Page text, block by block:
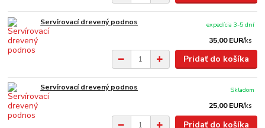
Servírovací drevený podnos
35,00 EUR/ks
expedícia 3-5 dní
Pridať do košíka
Servírovací drevený podnos
25,00 EUR/ks
Skladom
Pridať do košíka